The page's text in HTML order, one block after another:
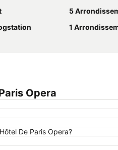
5
1
Opera
De Paris Opera?